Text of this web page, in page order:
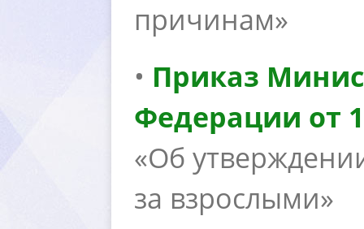
причинам»
• Приказ
Федерации от
«Об
за взрослыми»